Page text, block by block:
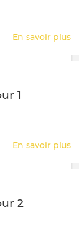
En savoir plus
1
En savoir plus
2